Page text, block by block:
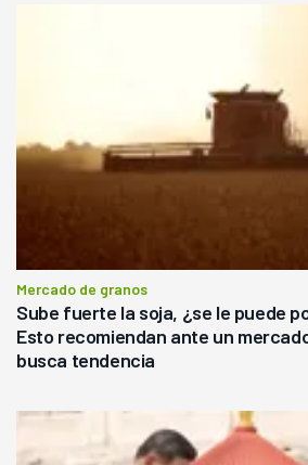
Mercado de granos
Sube fuerte la soja, ¿se le puede
Esto recomiendan ante un
busca tendencia